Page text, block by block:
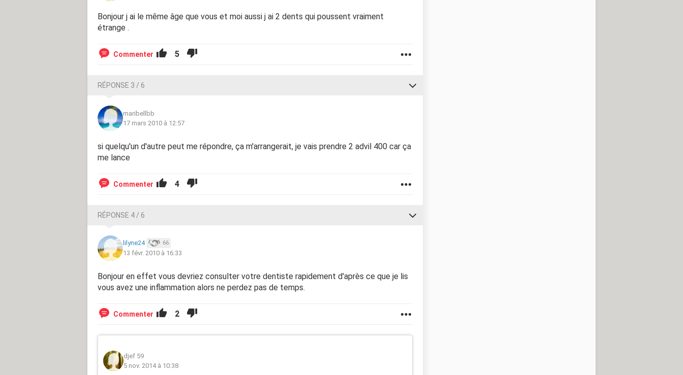
Bonjour j ai le même âge que vous et moi aussi j ai 2 dents qui poussent vraiment
étrange .
Commenter 5
RÉPONSE 3 / 6
maribellbb
17 mars 2010 à 12:57
si quelqu'un d'autre peut me répondre, ça m'arrangerait, je vais prendre 2 advil 400 car ça
me lance
Commenter 4
RÉPONSE 4 / 6
lilyne24 66
13 févr. 2010 à 16:33
Bonjour en effet vous devriez consulter votre dentiste rapidement d'après ce que je lis
vous avez une inflammation alors ne perdez pas de temps.
Commenter 2
djef 59
5 nov. 2014 à 10:38